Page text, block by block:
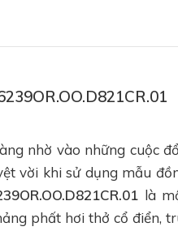
nhờ vào những cuộc
vời khi sử dụng mẫu
là
phất hơi thở cổ điển,